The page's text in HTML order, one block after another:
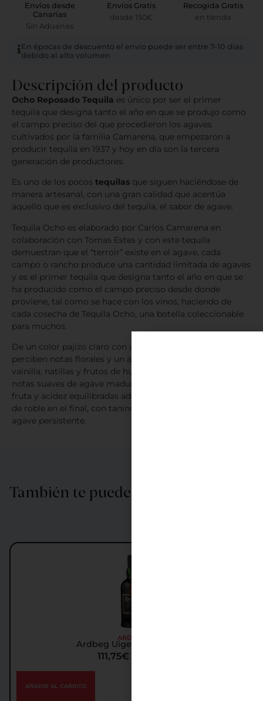
Envíos desde
Canarias
Sin Aduanas
Envíos Gratis
desde 150€
Recogida Gratis
en tienda
En épocas de descuento el envío puede ser entre 7-10 días
debido al alto volumen
Descripción del producto
Ocho Reposado Tequila es único por ser el primer
tequila que designa tanto el año en que se produjo como
el campo preciso del que procedieron los agaves
cultivados por la familia Camarena, que empezaron a
producir tequila en 1937 y hoy en día son la tercera
generación de productores.
Es uno de los pocos tequilas que siguen haciéndose de
manera artesanal, con una gran calidad que acentúa
aquello que es exclusivo del tequila, el sabor de agave.
Tequila Ocho es elaborado por Carlos Camarena en
colaboración con Tomas Estes y con este tequila
demuestran que el “terroir” existe en el agave, cada
campo o rancho produce una cantidad limitada de agaves
y es el primer tequila que designa tanto el año en que se
ha producido como el campo preciso desde donde
proviene, tal como se hace con los vinos, haciendo de
cada cosecha de Tequila Ocho, una botella coleccionable
para muchos.
De un color pajizo claro con una brillante claridad. Se
perciben notas florales y un agave cocido dulce junto con
vainilla, natillas y frutos de huerto cocidas. Aparecen
notas suaves de agave maduro en el paladar seguidas de
fruta y acidez equilibradas además de una sutil presencia
de roble en el final, con taninos suaves y una dulzura de
agave persistente.
También te puede interesar…
ARDBEG
Ardbeg Uigeadail Whisky
111,75€
AÑADIR AL CARRITO